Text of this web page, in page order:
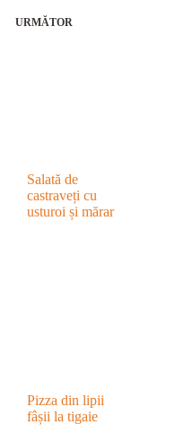
URMĂTOR
Salată de
castraveți cu
usturoi și mărar
Pizza din lipii
fâșii la tigaie